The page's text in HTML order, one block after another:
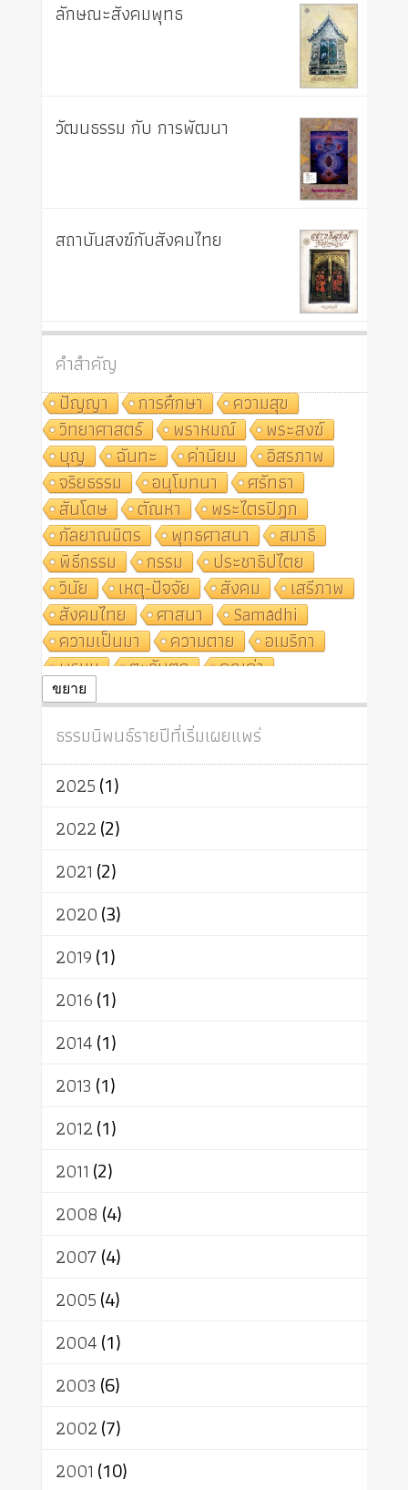
ลักษณะสังคมพุทธ
วัฒนธรรม กับ การพัฒนา
สถาบันสงฆ์กับสังคมไทย
คำสำคัญ
ปัญญา
การศึกษา
ความสุข
วิทยาศาสตร์
พราหมณ์
พระสงฆ์
บุญ
ฉันทะ ค่านิยม
อิสรภาพ
จริยธรรม
อนุโมทนา
ศรัทธา
สันโดษ
ตัณหา
พระไตรปิฎก
กัลยาณมิตร
พุทธศาสนา
สมาธิ
พิธีกรรม
กรรม
ประชาธิปไตย
วินัย
เหตุ-ปัจจัย สังคม
เสรีภาพ
สังคมไทย
ศาสนา
Samādhi
ความเป็นมา
ความตาย
อเมริกา
พรหม
ตะวันตก
คุณค่า
ปฏิจจสมุปบาท
ศาสนาประจำชาติ
อินเดีย
ผู้บริโภค
ธรรมาธิปไตย
จักร
การแยกรัฐกับศาสนา
ธรรมชาติ
เทคโนโลยี
สิทธิ
พุทธบริษัท
อัตถะ
เทวดา
ขยาย
ธรรมนิพนธ์รายปีที่เริ่มเผยแพร่
2025(1)
2022(2)
2021 (2)
2020(3)
2019(1)
2016(1)
2014(1)
2013 (1)
2012(1)
2011 (2)
2008 (4)
2007(4)
2005(4)
2004(1)
2003 (6)
2002(7)
2001 (10)